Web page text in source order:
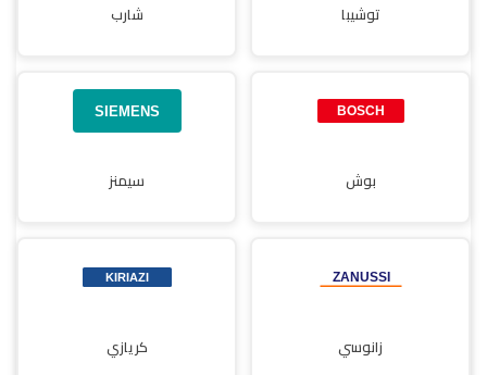
توشيبا شارب
بوش سيمنز
زانوسي كريازي